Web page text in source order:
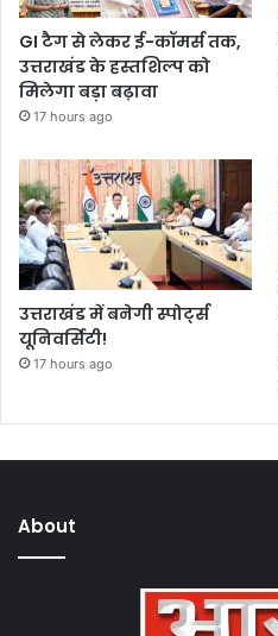
GI टैग से लेकर ई-कॉमर्स तक,
उत्तराखंड के हस्तशिल्प को
मिलेगा बड़ा बढ़ावा
17 hours ago
उत्तराखंड में बनेगी स्पोर्ट्स
यूनिवर्सिटी!
17 hours ago
About